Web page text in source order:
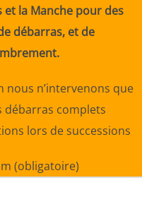
et la Manche pour des
débarras, et de
nous n’intervenons que
débarras complets
lors de successions
(obligatoire)